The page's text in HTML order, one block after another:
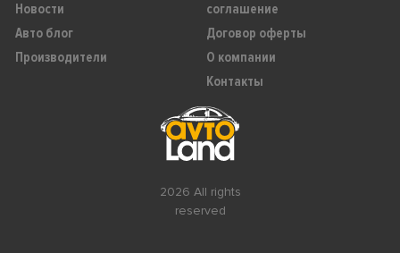
2026 All rights
reserved
Новости
Авто блог
Производители
соглашение
Договор оферты
О компании
Контакты